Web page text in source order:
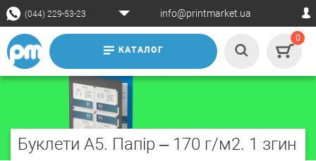
(044) 229-53-23 info@printmarket.ua
КАТАЛОГ
0
Буклети А5. Папір – 170 г/м2. 1 згин